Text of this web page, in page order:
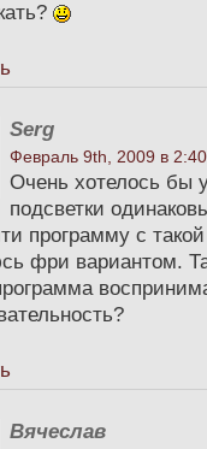
Serg
Февраль 9th, 2009 в
Очень хотелось бы
подсветки
программу с
фри вариантом.
Вячеслав